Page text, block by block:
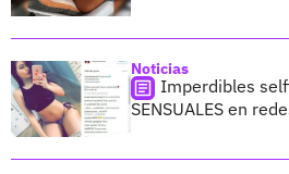
Noticias
Imperdibles
SENSUALES en